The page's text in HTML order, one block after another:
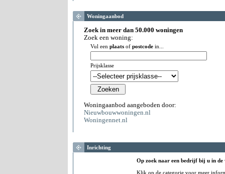
Woningaanbod
Zoek in meer dan 50.000 woningen
Zoek een woning:
Vul een plaats of postcode in...
Prijsklasse
Woningaanbod aangeboden door:
Nieuwbouwwoningen.nl
Woningennet.nl
Inrichting
Op zoek naar een bedrijf bij u in
Klik op de categorie voor meer